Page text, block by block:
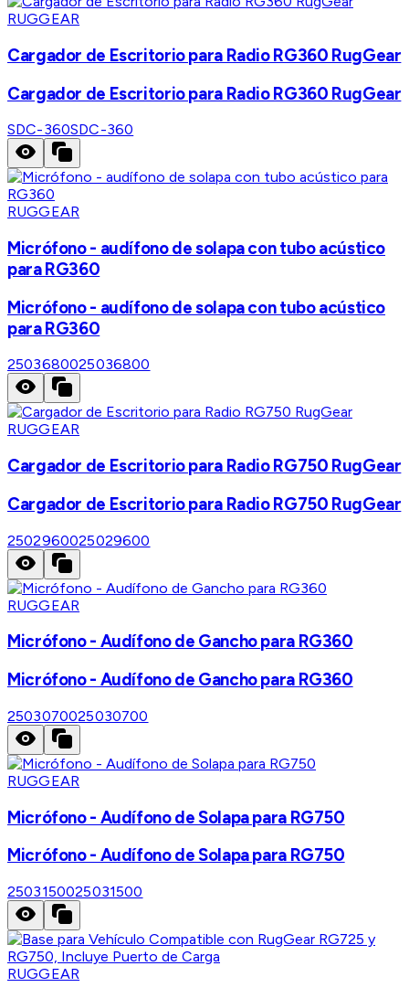
RUGGEAR
Cargador de Escritorio para Radio RG360 RugGear
Cargador de Escritorio para Radio RG360 RugGear
SDC-360SDC-360
RUGGEAR
Micrófono - audífono de solapa con tubo acústico
para RG360
Micrófono - audífono de solapa con tubo acústico
para RG360
2503680025036800
RUGGEAR
Cargador de Escritorio para Radio RG750 RugGear
Cargador de Escritorio para Radio RG750 RugGear
2502960025029600
RUGGEAR
Micrófono - Audífono de Gancho para RG360
Micrófono - Audífono de Gancho para RG360
2503070025030700
RUGGEAR
Micrófono - Audífono de Solapa para RG750
Micrófono - Audífono de Solapa para RG750
2503150025031500
RUGGEAR